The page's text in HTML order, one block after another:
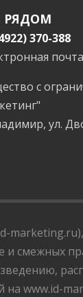
РЯДОМ
370-388
с
ул.
и смежных
на www.id-